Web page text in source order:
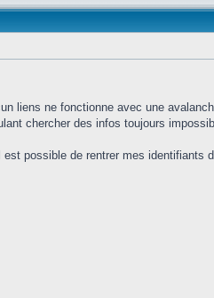
liens ne fonctionne avec une
chercher des infos toujours
est possible de rentrer mes